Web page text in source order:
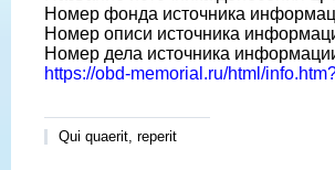
Номер фонда источника
Номер описи источника
Номер дела источника
https://obd-memorial.ru/html/
Qui quaerit, reperit